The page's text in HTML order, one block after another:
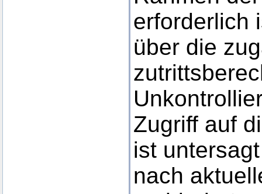
erforderlich
über die
Zugriff auf
ist
nach